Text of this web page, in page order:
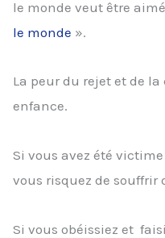
le monde veut être
le monde ».
La peur du rejet et de
enfance.
Si vous avez été
vous risquez de souffrir
Si vous obéissiez et